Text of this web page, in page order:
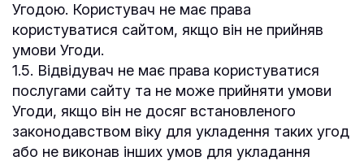
Угодою. Користувач не має права
користуватися сайтом, якщо він не прийняв
умови Угоди.
1.5. Відвідувач не має права користуватися
послугами сайту та не може прийняти умови
Угоди, якщо він не досяг встановленого
законодавством віку для укладення таких угод
або не виконав інших умов для укладання